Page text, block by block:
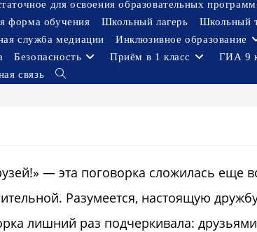
для освоения образовательных
форма обучения Школьный лагерь Школьный
служба медиации Инклюзивное образование
Безопасность Приём в 1 класс ГИА 9
связь
Переключить
— эта поговорка сложилась еще
Разумеется, настоящую
лишний раз подчеркивала: